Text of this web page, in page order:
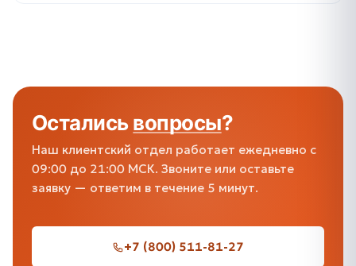
Осталисьвопросы?
Наш клиентский отдел работает ежедневно с
09:00 до 21:00 МСК. Звоните или оставьте
заявку — ответим в течение 5 минут.
+7 (800) 511-81-27